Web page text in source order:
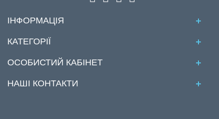
ІНФОРМАЦІЯ
КАТЕГОРІЇ
ОСОБИСТИЙ КАБІНЕТ
НАШІ КОНТАКТИ